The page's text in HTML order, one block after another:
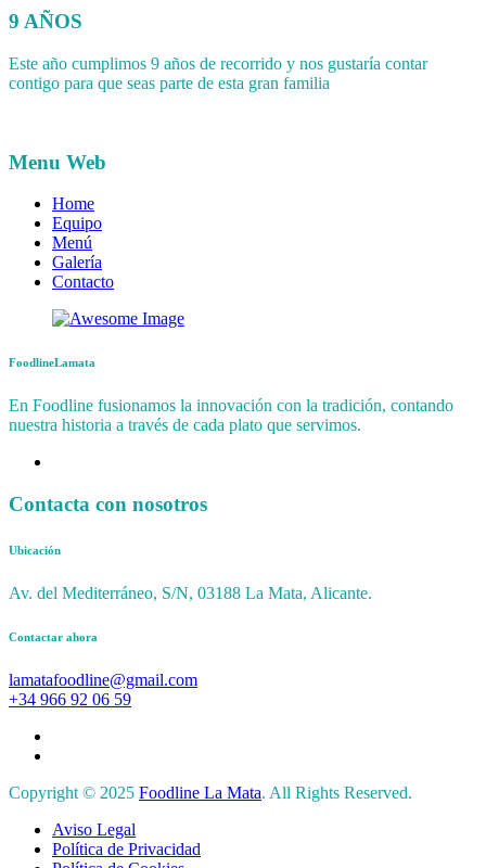
9 AÑOS
Este año cumplimos 9 años de recorrido y nos gustaría contar
contigo para que seas parte de esta gran familia
Menu Web
Home
Equipo
Menú
Galería
Contacto
FoodlineLamata
En Foodline fusionamos la innovación con la tradición, contando
nuestra historia a través de cada plato que servimos.
Contacta con nosotros
Ubicación
Av. del Mediterráneo, S/N, 03188 La Mata, Alicante.
Contactar ahora
lamatafoodline@gmail.com
+34 966 92 06 59
Copyright © 2025 Foodline La Mata. All Rights Reserved.
Aviso Legal
Política de Privacidad